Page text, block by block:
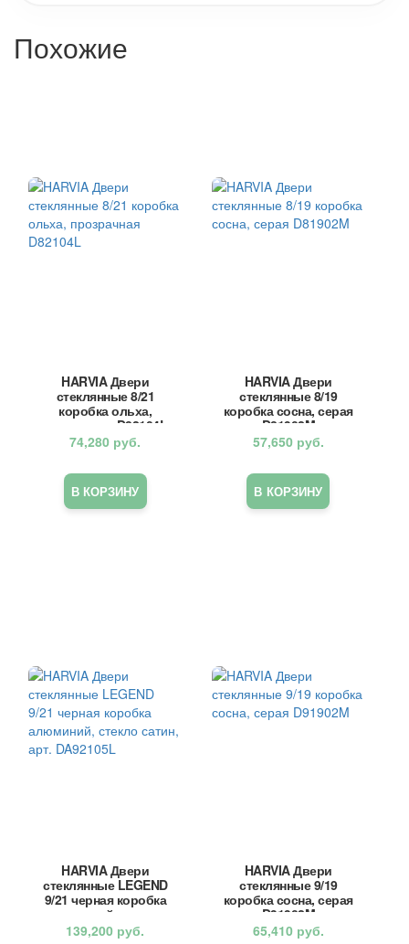
Похожие
HARVIA Двери
стеклянные 8/21
коробка ольха,
прозрачная D82104L
74,280 руб.
В КОРЗИНУ
HARVIA Двери
стеклянные 8/19
коробка сосна, серая
D81902M
57,650руб.
В КОРЗИНУ
HARVIA Двери
стеклянные LEGEND
9/21 черная коробка
алюминий, стекло
сатин, арт. DA92105L
139,200 руб.
HARVIA Двери
стеклянные 9/19
коробка сосна, серая
D91902M
65,410руб.